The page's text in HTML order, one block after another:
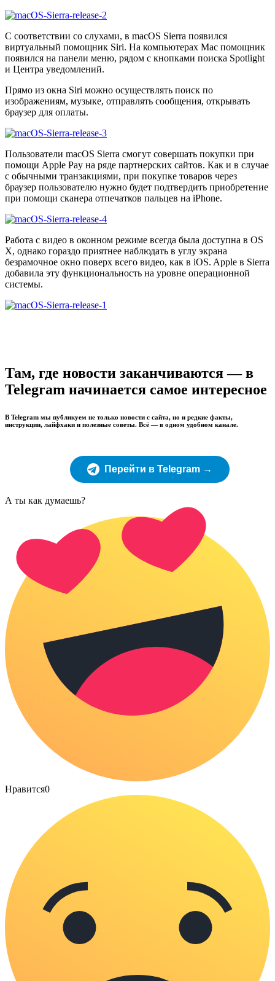
С соответствии со слухами, в macOS Sierra появился
виртуальный помощник Siri. На компьютерах Mac помощник
появился на панели меню, рядом с кнопками поиска Spotlight
и Центра уведомлений.
Прямо из окна Siri можно осуществлять поиск по
изображениям, музыке, отправлять сообщения, открывать
браузер для оплаты.
Пользователи macOS Sierra смогут совершать покупки при
помощи Apple Pay на ряде партнерских сайтов. Как и в случае
с обычными транзакциями, при покупке товаров через
браузер пользователю нужно будет подтвердить приобретение
при помощи сканера отпечатков пальцев на iPhone.
Работа с видео в оконном режиме всегда была доступна в OS
X, однако гораздо приятнее наблюдать в углу экрана
безрамочное окно поверх всего видео, как в iOS. Apple в Sierra
добавила эту функциональность на уровне операционной
системы.
Там, где новости заканчиваются — в
Telegram начинается самое интересное
В Telegram мы публикуем не только новости с сайта, но и редкие факты,
инструкции, лайфхаки и полезные советы. Всё — в одном удобном канале.
Перейти в Telegram →
А ты как думаешь?
Нравится0